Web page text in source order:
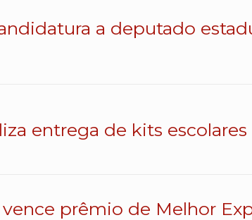
a deputado
entrega de kits escolares
prêmio de Melhor